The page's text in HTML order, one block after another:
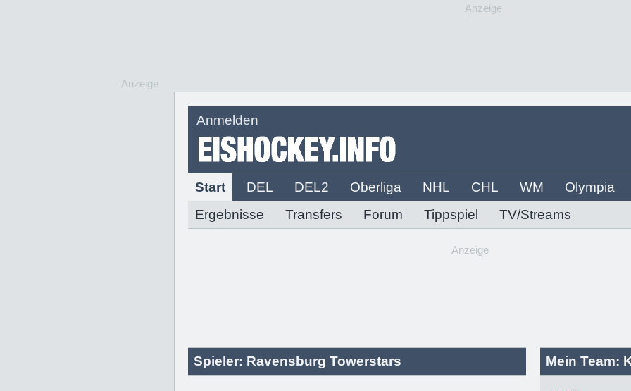
Anzeige
Anmelden
Start DEL DEL2 Oberliga NHL CHL WM
Olympia
Ergebnisse
Transfers Forum Tippspiel TV/Streams
Anzeige
Anzeige
Spieler: Ravensburg Towerstars Mein Team: